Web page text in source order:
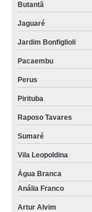
Butantã
Jaguaré
Jardim Bonfiglioli
Pacaembu
Perus
Pirituba
Raposo Tavares
Sumaré
Vila Leopoldina
Água Branca
Anália Franco
Artur Alvim